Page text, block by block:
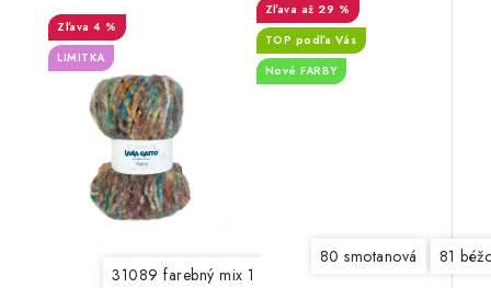
4 %
LIMITKA
31089 farebný mix 1
až 29 %
TOP podľa Vás
Nové FARBY
80 smotanová 81